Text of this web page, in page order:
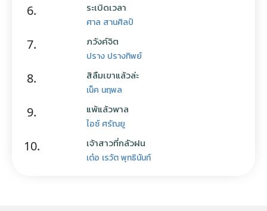
6. ระเบิดเวลา
ศาล สานศิลป์
7. ภวังค์จิต
ปราง ปรางทิพย์
8. สิลืมเขาแล้วล่ะ
เน็ค นฤพล
9. แพ้แล้วพาล
ไอซ์ ศรัณยู
10. เจ้าสาวที่กลัวฝน
เต๋อ เรวัต พุทธินันท์